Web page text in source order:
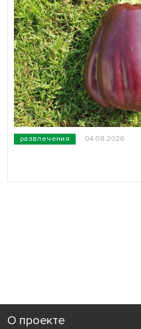
развлечения 04.08.2026
О проекте